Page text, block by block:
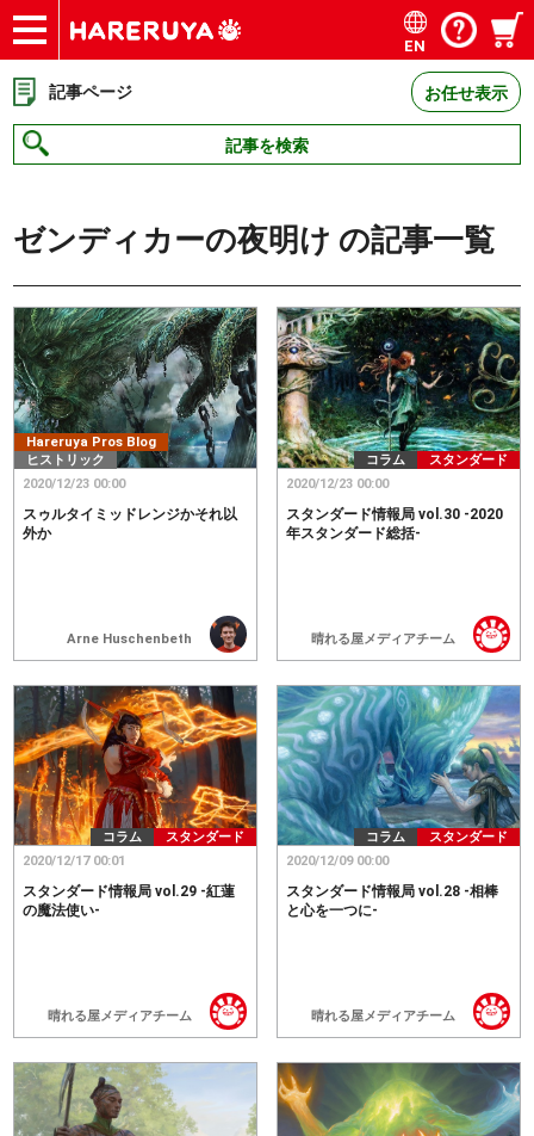
ショップ
買取
記事
デッキ検索
デッキ構築
選手一覧
店舗一覧
イベント
お問い合わせ
EN
記事ページ お任せ表示
記事を検索
ゼンディカーの夜明け の記事一覧
Hareruya Pros Blog
ヒストリック
Arne Huschenbeth
スゥルタイミッドレンジかそれ以
外か
2020/12/23 00:00
コラム スタンダード
晴れる屋メディアチーム
スタンダード情報局 vol.30 -2020
年スタンダード総括-
2020/12/23 00:00
コラム スタンダード
晴れる屋メディアチーム
スタンダード情報局 vol.29 -紅蓮
の魔法使い-
2020/12/17 00:01
コラム スタンダード
晴れる屋メディアチーム
スタンダード情報局 vol.28 -相棒
と心を一つに-
2020/12/09 00:00